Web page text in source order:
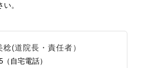
。
(道院長・責任者）
自宅電話）